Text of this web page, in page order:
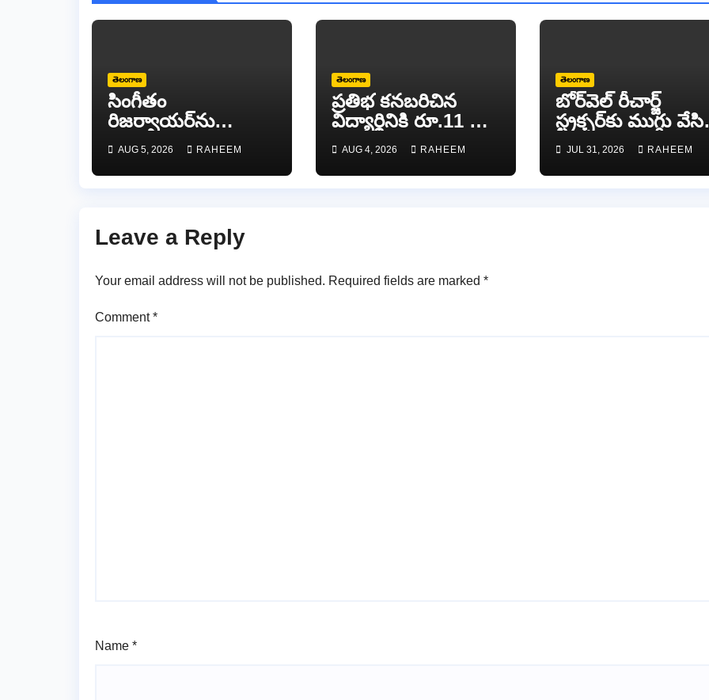
తెలంగాణ
సింగీతం
రిజర్వాయర్‌ను
పరిశీలించిన
బాన్సువాడ ఆర్డీవో
రవీందర్ రెడ్డి
AUG 5, 2026 RAHEEM
తెలంగాణ
ప్రతిభ కనబరిచిన
విద్యార్థినికి రూ.11 వేల
ప్రోత్సాహక నగదు
బహుమతి..
AUG 4, 2026 RAHEEM
తెలంగాణ
బోర్‌వెల్ రీచార్జ్
స్ట్రక్చర్‌కు ముగ్గు వేసి
అవగాహన కల్పించిన
ఎంపీడీవో అనిత..
JUL 31, 2026 RAHEEM
Leave a Reply
Your email address will not be published. Required fields are marked *
Comment*
Name *